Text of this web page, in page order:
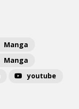
Manga
Manga
youtube